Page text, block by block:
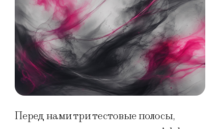
Перед нами три тестовые полосы,